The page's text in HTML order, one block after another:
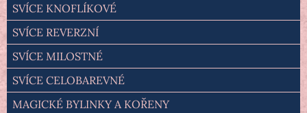
SVÍCE KNOFLÍKOVÉ
SVÍCE REVERZNÍ
SVÍCE MILOSTNÉ
SVÍCE CELOBAREVNÉ
MAGICKÉ BYLINKY A KOŘENY